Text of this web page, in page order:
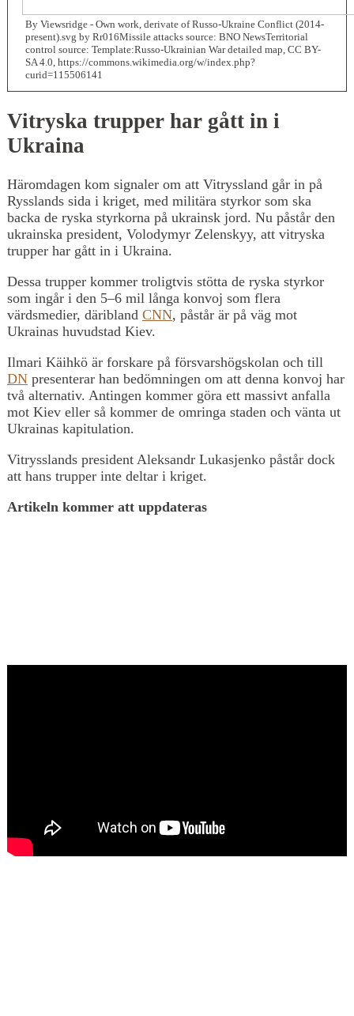
By Viewsridge - Own work, derivate of Russo-Ukraine Conflict (2014-
present).svg by Rr016Missile attacks source: BNO NewsTerritorial
control source: Template:Russo-Ukrainian War detailed map, CC BY-
SA 4.0, https://commons.wikimedia.org/w/index.php?
curid=115506141
Vitryska trupper har gått in i
Ukraina
Häromdagen kom signaler om att Vitryssland går in på
Rysslands sida i kriget, med militära styrkor som ska
backa de ryska styrkorna på ukrainsk jord. Nu påstår den
ukrainska president, Volodymyr Zelenskyy, att vitryska
trupper har gått in i Ukraina.
Dessa trupper kommer troligtvis stötta de ryska styrkor
som ingår i den 5–6 mil långa konvoj som flera
värdsmedier, däribland CNN, påstår är på väg mot
Ukrainas huvudstad Kiev.
Ilmari Käihkö är forskare på försvarshögskolan och till
DN presenterar han bedömningen om att denna konvoj har
två alternativ. Antingen kommer göra ett massivt anfalla
mot Kiev eller så kommer de omringa staden och vänta ut
Ukrainas kapitulation.
Vitrysslands president Aleksandr Lukasjenko påstår dock
att hans trupper inte deltar i kriget.
Artikeln kommer att uppdateras